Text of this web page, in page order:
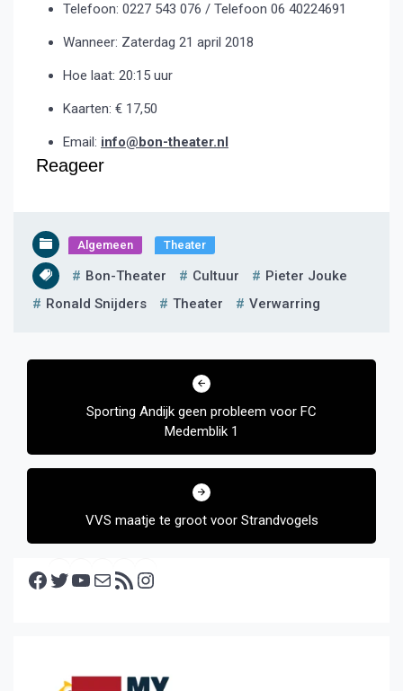
Telefoon: 0227 543 076 / Telefoon 06 40224691
Wanneer: Zaterdag 21 april 2018
Hoe laat: 20:15 uur
Kaarten: € 17,50
Email: info@bon-theater.nl
Reageer
Algemeen Theater
Bon-Theater Cultuur
Pieter Jouke
Ronald Snijders
Theater Verwarring
Bericht
Sporting Andijk geen probleem voor FC
Medemblik 1
VVS maatje te groot voor Strandvogels
Facebook Twitter YouTube E-mail RSS feed